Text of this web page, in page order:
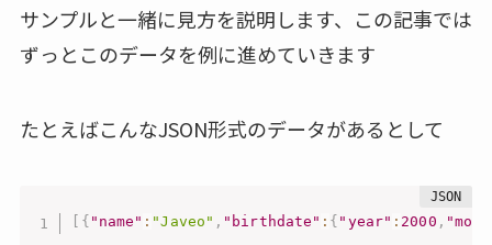
サンプルと一緒に見方を説明します、この記事では
ずっとこのデータを例に進めていきます
たとえばこんなJSON形式のデータがあるとして
{ "name" : "Javeo" , "birthdate" : { "year" : 2000 ,